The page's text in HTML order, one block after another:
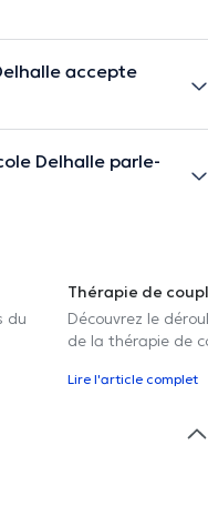
accepte
Delhalle parle-
du
Thérapie de
Découvrez le
de la thérapie de
Lire l'article complet